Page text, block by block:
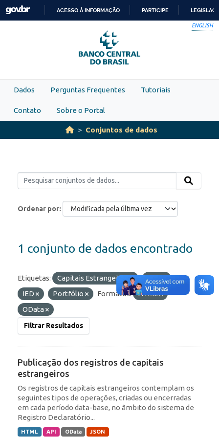
Skip to main content
PARA
O
CONTEÚDO
ACESSO À INFORMAÇÃO PARTICIPE
ENGLISH
Dados Perguntas Frequentes Tutoriais
Contato Sobre o Portal
Conjuntos de dados
Ordenar por
1 conjunto de dados encontrado
Etiquetas: Capitais Estrangeiros
ROF
IED
Portfólio Formatos:
HTML
OData
Filtrar Resultados
Publicação dos registros de capitais
estrangeiros
Os registros de capitais estrangeiros contemplam os
seguintes tipos de operações, criadas ou encerradas
em cada período data-base, no âmbito do sistema de
Registro Declaratório...
HTML API OData JSON